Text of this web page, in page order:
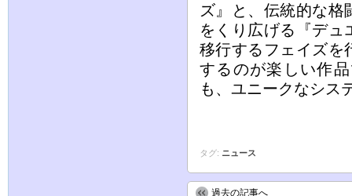
ズ』と、伝統的な
をくり広げる『デュ
移行するフェイズを
するのが楽しい作
も、ユニークなシス
タグ: ニュース
過去の記事へ